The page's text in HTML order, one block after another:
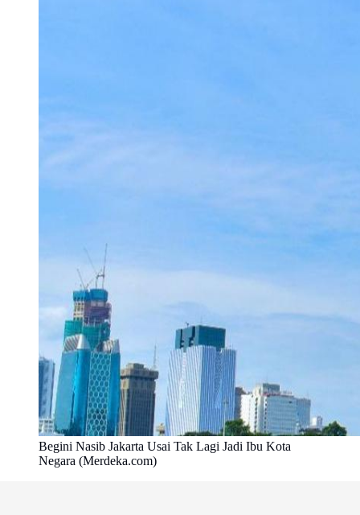
Begini Nasib Jakarta Usai Tak Lagi Jadi Ibu Kota
Negara (Merdeka.com)